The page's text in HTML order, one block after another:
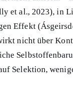
et al., 2023), in
Effekt
nicht über
Selektion,